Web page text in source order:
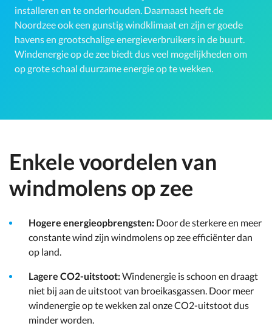
installeren en te onderhouden. Daarnaast heeft de
Noordzee ook een gunstig windklimaat en zijn er goede
havens en grootschalige energieverbruikers in de buurt.
Windenergie op de zee biedt dus veel mogelijkheden om
op grote schaal duurzame energie op te wekken.
Enkele voordelen van
windmolens op zee
Hogere energieopbrengsten: Door de sterkere en meer
constante wind zijn windmolens op zee efficiënter dan
op land.
Lagere CO2-uitstoot:Windenergie is schoon en draagt
niet bij aan de uitstoot van broeikasgassen. Door meer
windenergie op te wekken zal onze CO2-uitstoot dus
minder worden.